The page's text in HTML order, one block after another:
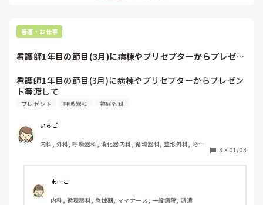
看護・お仕事
看護師1年目の節目(3月)に病棟やプリセプターからプレゼン
看護師1年目の節目(3月)に病棟やプリセプターからプレゼン
ト等渡して
いますか？
プレゼント 呼吸器科 神経外科
いちご
内科, 外科, 呼吸器科, 消化器内科, 循環器科, 整形外科, 泌尿
3 ・ 01/03
まーこ
内科, 循環器科, 急性期, ママナース, 一般病院, 派遣